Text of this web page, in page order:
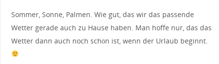
Sommer, Sonne, Palmen. Wie gut, das wir das passende
Wetter gerade auch zu Hause haben. Man hoffe nur, das das
Wetter dann auch noch schön ist, wenn der Urlaub beginnt.